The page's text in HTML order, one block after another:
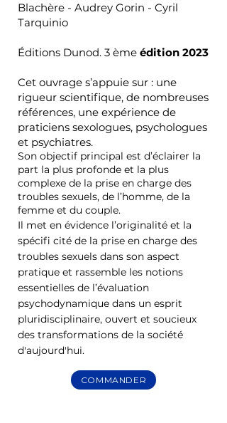
Blachère - Audrey Gorin - Cyril
Tarquinio
Éditions Dunod. 3 ème édition 2023
Cet ouvrage s’appuie sur : une
rigueur scientifique, de nombreuses
références, une expérience de
praticiens sexologues, psychologues
et psychiatres.
Son objectif principal est d’éclairer la
part la plus profonde et la plus
complexe de la prise en charge des
troubles sexuels, de l’homme, de la
femme et du couple.
Il met en évidence l’originalité et la
spécifi cité de la prise en charge des
troubles sexuels dans son aspect
pratique et rassemble les notions
essentielles de l’évaluation
psychodynamique dans un esprit
pluridisciplinaire, ouvert et soucieux
des transformations de la société
d'aujourd'hui.
COMMANDER